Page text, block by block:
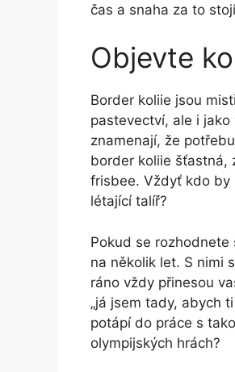
čas a snaha za to
Objevte
Border koliie jsou
pastevectví, ale i
znamenají, že
border koliie šťastná,
frisbee. Vždyť kdo by
létající talíř?
Pokud se
na několik let. S nimi
ráno vždy přinesou
„já jsem tady, abych
potápí do práce s
olympijských hrách?